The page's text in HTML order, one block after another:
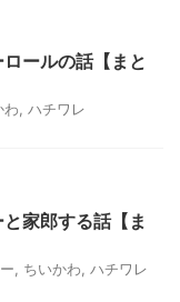
ロールの話【まと
わ ハチワレ
と家郎する話【ま
ちいかわ ハチワレ